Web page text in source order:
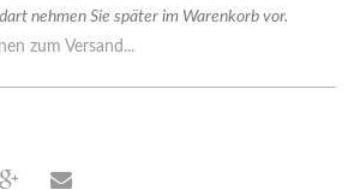
nehmen Sie später im Warenkorb vor.
zum Versand...